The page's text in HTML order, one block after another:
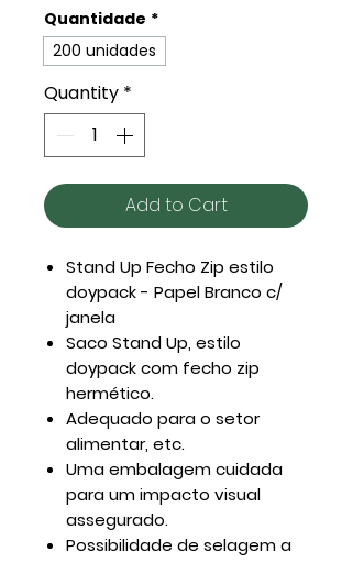
Quantidade *
200 unidades
Quantity *
Add to Cart
Stand Up Fecho Zip estilo
doypack - Papel Branco c/
janela
Saco Stand Up, estilo
doypack com fecho zip
hermético.
Adequado para o setor
alimentar, etc.
Uma embalagem cuidada
para um impacto visual
assegurado.
Possibilidade de selagem a